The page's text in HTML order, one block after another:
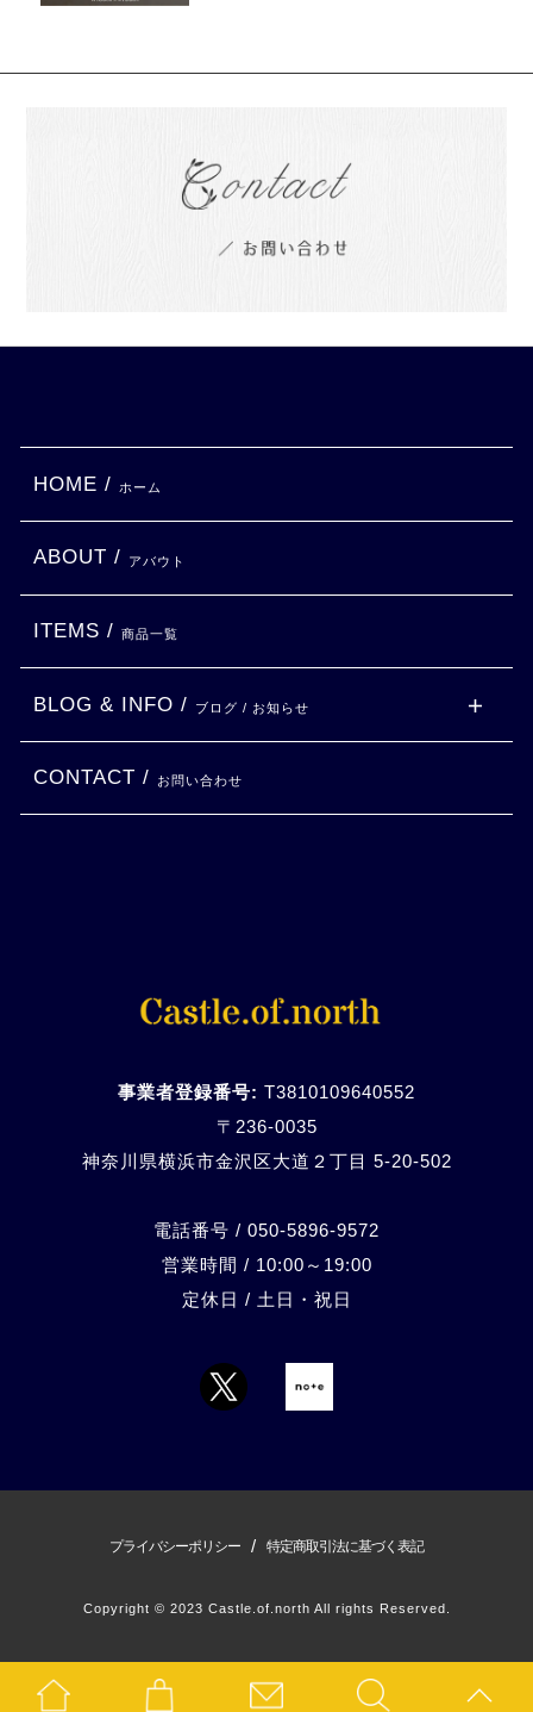
事業者登録番号: T3810109640552
〒236-0035
神奈川県横浜市金沢区大道２丁目 5-20-502
電話番号 / 050-5896-9572
営業時間 / 10:00～19:00
定休日 / 土日・祝日
HOME / ホーム
ABOUT / アバウト
ITEMS / 商品一覧
BLOG & INFO / ブログ / お知らせ
CONTACT / お問い合わせ
プライバシーポリシー / 特定商取引法に基づく表記
Copyright © 2023 Castle.of.north All rights Reserved.